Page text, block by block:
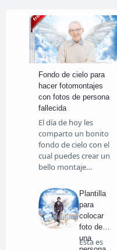
Fondo de cielo para
hacer fotomontajes
con fotos de persona
fallecida
El día de hoy les
comparto un bonito
fondo de cielo con el
cual puedes crear un
bello montaje…
Plantilla
para
colocar
foto de
una
Esta es